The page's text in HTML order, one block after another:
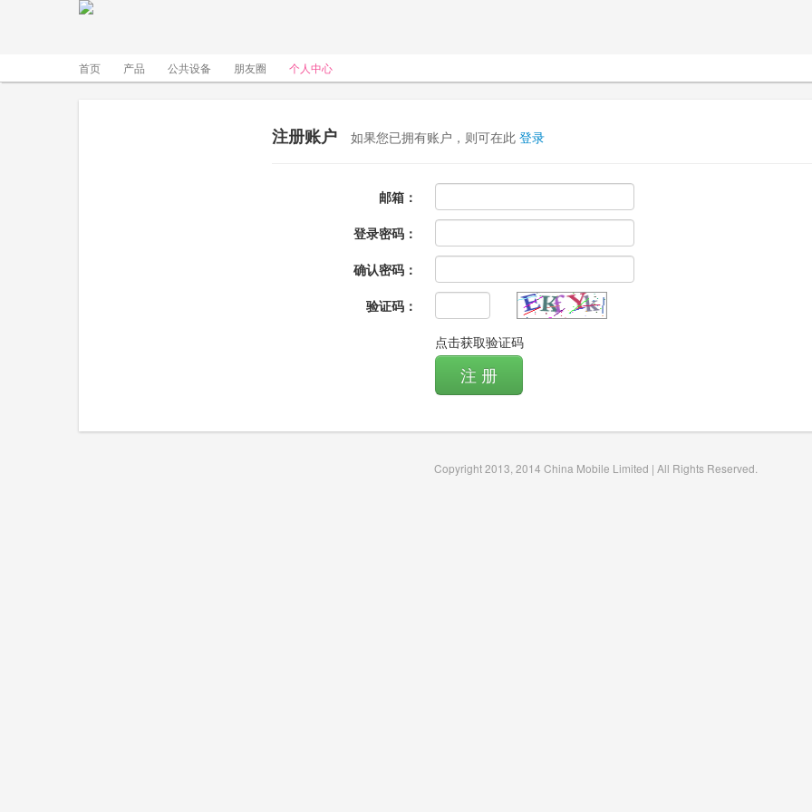
首页 产品 公共设备 朋友圈 个人中心
注册账户如果您已拥有账户，则可在此登录
邮箱：
登录密码：
确认密码：
验证码：
点击获取验证码
Copyright 2013, 2014 China Mobile Limited | All Rights Reserved.